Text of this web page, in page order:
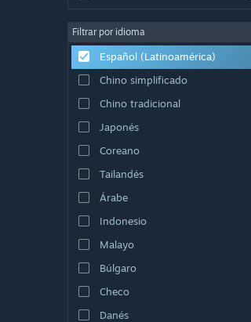
Filtrar por idioma
Español (Latinoamérica)
Chino simplificado
Chino tradicional
Japonés
Coreano
Tailandés
Árabe
Indonesio
Malayo
Búlgaro
Checo
Danés